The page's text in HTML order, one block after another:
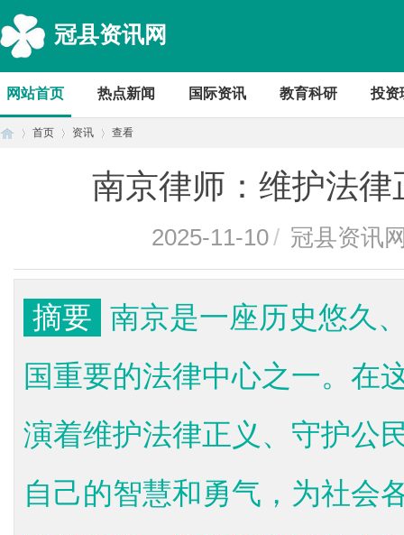
冠县资讯网
网站首页 热点新闻 国际资讯 教育科研 投资
首页 资讯 查看
南京律师：维护法
2025-11-10/ 冠县资讯
摘要 南京是一座历史悠久
国重要的法律中心之一。在
演着维护法律正义、守护公
自己的智慧和勇气，为社会